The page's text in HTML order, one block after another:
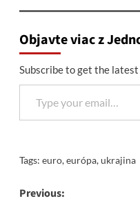
Objavte viac z
Subscribe to get the
Type your email…
Tags: euro,európa,ukrajina
Post
Previous: